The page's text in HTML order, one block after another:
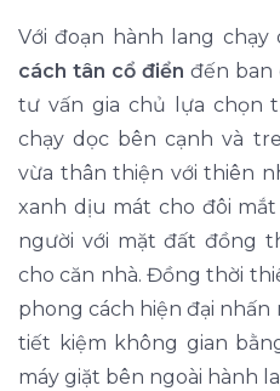
Với đoạn hành lang chạy
cách tân cổ điển đến ban
tư vấn gia chủ lựa chọn
chạy dọc bên cạnh và
vừa thân thiện với thiên
xanh dịu mát cho đôi
người với mặt đất đồng
cho căn nhà. Đồng thời
phong cách hiện đại nhấn
tiết kiệm không gian
máy giặt bên ngoài hành